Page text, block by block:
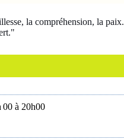
la compréhension, la paix.
00 à 20h00